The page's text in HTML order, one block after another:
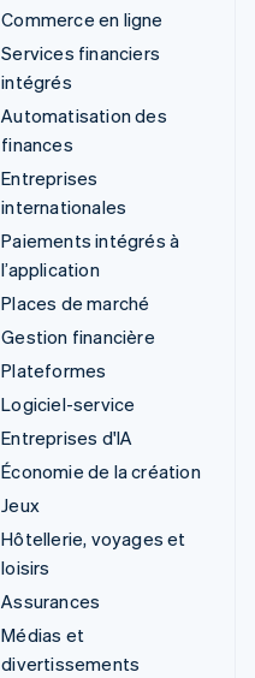
Commerce en ligne
Services financiers
intégrés
Automatisation des
finances
Entreprises
internationales
Paiements intégrés à
l’application
Places de marché
Gestion financière
Plateformes
Logiciel-service
Entreprises d'IA
Économie de la création
Jeux
Hôtellerie, voyages et
loisirs
Assurances
Médias et
divertissements